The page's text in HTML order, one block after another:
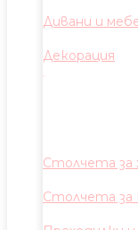
Дивани и
Декорация
Столчета за
Столчета за